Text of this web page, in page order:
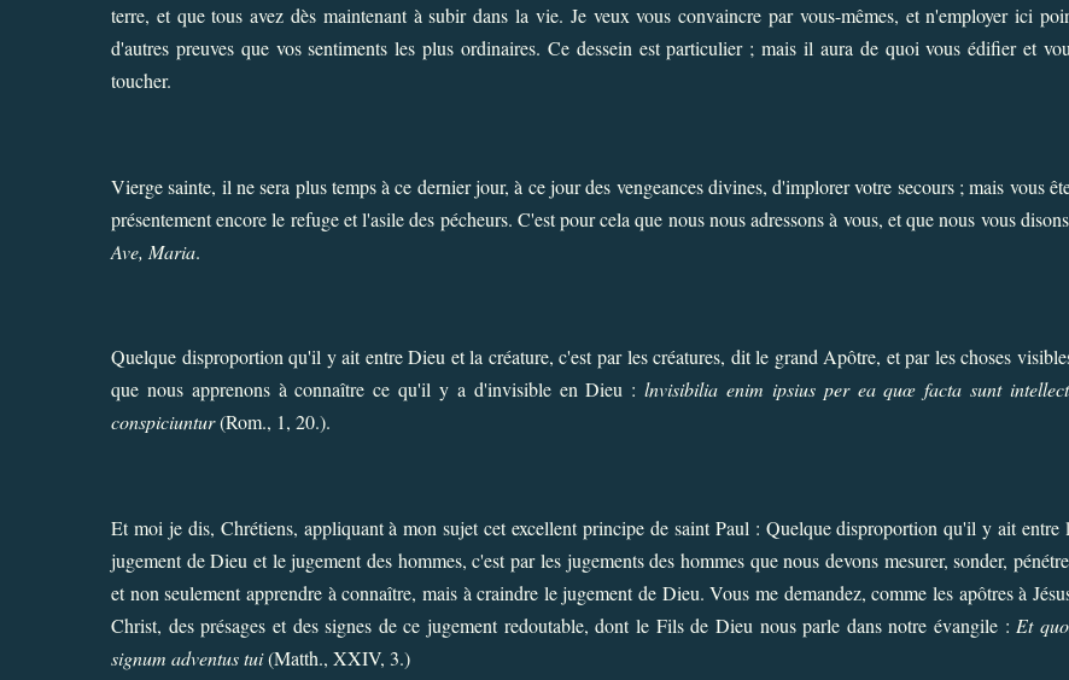
terre, et que tous avez dès maintenant à subir dans la vie. Je veux vous convaincre par vous-mêmes, et n'employer ici
d'autres preuves que vos sentiments les plus ordinaires. Ce dessein est particulier ; mais il aura de quoi vous édifier et
toucher.
Vierge sainte, il ne sera plus temps à ce dernier jour, à ce jour des vengeances divines, d'implorer votre secours ; mais vous
présentement encore le refuge et l'asile des pécheurs. C'est pour cela que nous nous adressons à vous, et que nous vous
Ave, Maria.
Quelque disproportion qu'il y ait entre Dieu et la créature, c'est par les créatures, dit le grand Apôtre, et par les choses
que nous apprenons à connaître ce qu'il y a d'invisible en Dieu :lnvisibilia enim ipsius per ea quœ facta sunt
conspiciuntur(Rom., 1, 20.).
Et moi je dis, Chrétiens, appliquant à mon sujet cet excellent principe de saint Paul : Quelque disproportion qu'il y ait entre
jugement de Dieu et le jugement des hommes, c'est par les jugements des hommes que nous devons mesurer, sonder,
et non seulement apprendre à connaître, mais à craindre le jugement de Dieu. Vous me demandez, comme les apôtres à
Christ, des présages et des signes de ce jugement redoutable, dont le Fils de Dieu nous parle dans notre évangile : Et
signum adventus tui(Matth., XXIV, 3.)